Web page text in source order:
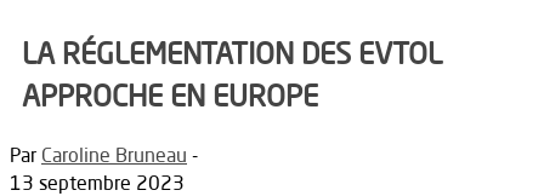
LA RÉGLEMENTATION DES EVTOL
APPROCHE EN EUROPE
Par Caroline Bruneau -
13 septembre 2023